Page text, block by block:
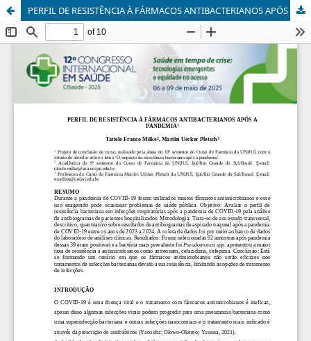
PERFIL DE RESISTÊNCIA À FÁRMACOS ANTIBACTERIANOS APÓS A PANDEMIA